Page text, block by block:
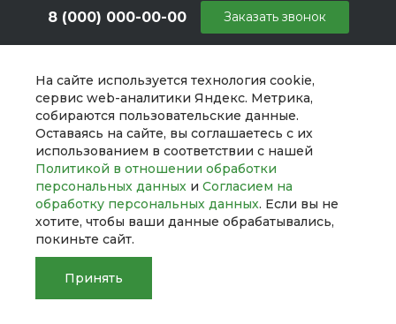
На сайте используется технология cookie,
сервис web-аналитики Яндекс. Метрика,
собираются пользовательские данные.
Оставаясь на сайте, вы соглашаетесь с их
использованием в соответствии с нашей
Политикой в отношении обработки
персональных данных и Согласием на
обработку персональных данных. Если вы не
хотите, чтобы ваши данные обрабатывались,
покиньте сайт.
Принять
8 (000) 000-00-00
г. Москва, ул. Шапкина, д. 11
Заказать звонок
© 2026 UNIBox, Все права защищены